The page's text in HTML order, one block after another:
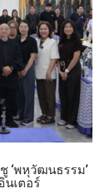
‘พหุวัฒนธรรม’
เตอร์